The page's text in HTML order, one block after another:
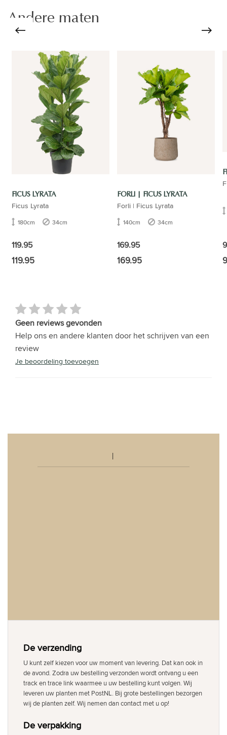
Andere maten
FICUS LYRATA
Ficus Lyrata
180cm 34cm
119.95
119.95
FORLI | FICUS LYRATA
Forli | Ficus Lyrata
140cm 34cm
169.95
169.95
Geen reviews gevonden
Help ons en andere klanten door het schrijven van een
review
Je beoordeling toevoegen
De verzending
U kunt zelf kiezen voor uw moment van levering. Dat kan ook in
de avond. Zodra uw bestelling verzonden wordt ontvang u een
track en trace link waarmee u uw bestelling kunt volgen. Wij
leveren uw planten met PostNL. Bij grote bestellingen bezorgen
wij de planten zelf. Wij nemen dan contact met u op!
De verpakking